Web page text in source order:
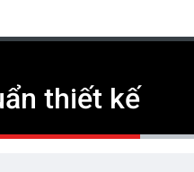
thiết kế